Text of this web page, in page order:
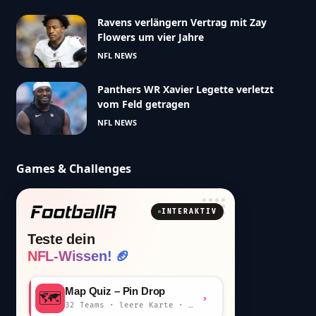
Ravens verlängern Vertrag mit Zay
Flowers um vier Jahre
NFL NEWS
Panthers WR Xavier Legette verletzt
vom Feld getragen
NFL NEWS
Games & Challenges
INTERAKTIV
Teste dein
NFL-Wissen! 🏈
🗺️ Map Quiz – Pin Drop
32 Teams · leere Karte · km-Wertung
›